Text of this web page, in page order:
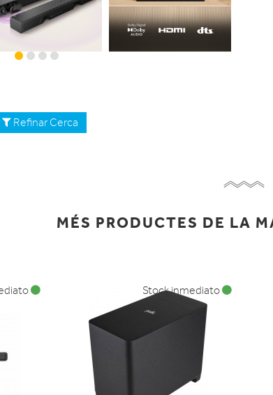
Refinar Cerca
MÉS PRODUCTES DE LA
Stock inmediato